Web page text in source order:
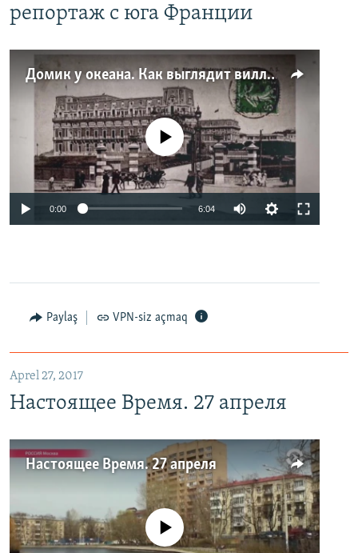
репортаж с юга Франции
Домик у океана. Как выглядит вилла для Людмилы Путиной – репортаж с юга Франции
No media source currently available
0:00 6:04
Paylaş VPN-siz açmaq
Aprel 27, 2017
Настоящее Время. 27 апреля
Настоящее Время. 27 апреля
No media source currently available